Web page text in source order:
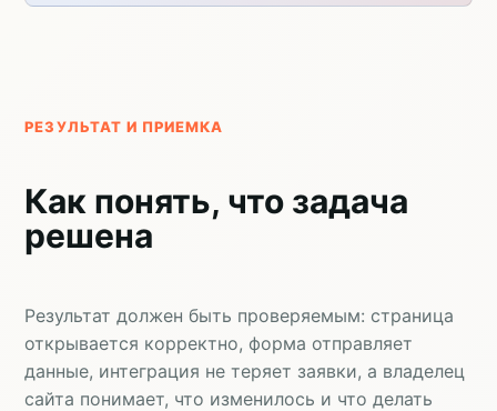
РЕЗУЛЬТАТ И ПРИЕМКА
Как понять, что задача
решена
Результат должен быть проверяемым: страница
открывается корректно, форма отправляет
данные, интеграция не теряет заявки, а владелец
сайта понимает, что изменилось и что делать